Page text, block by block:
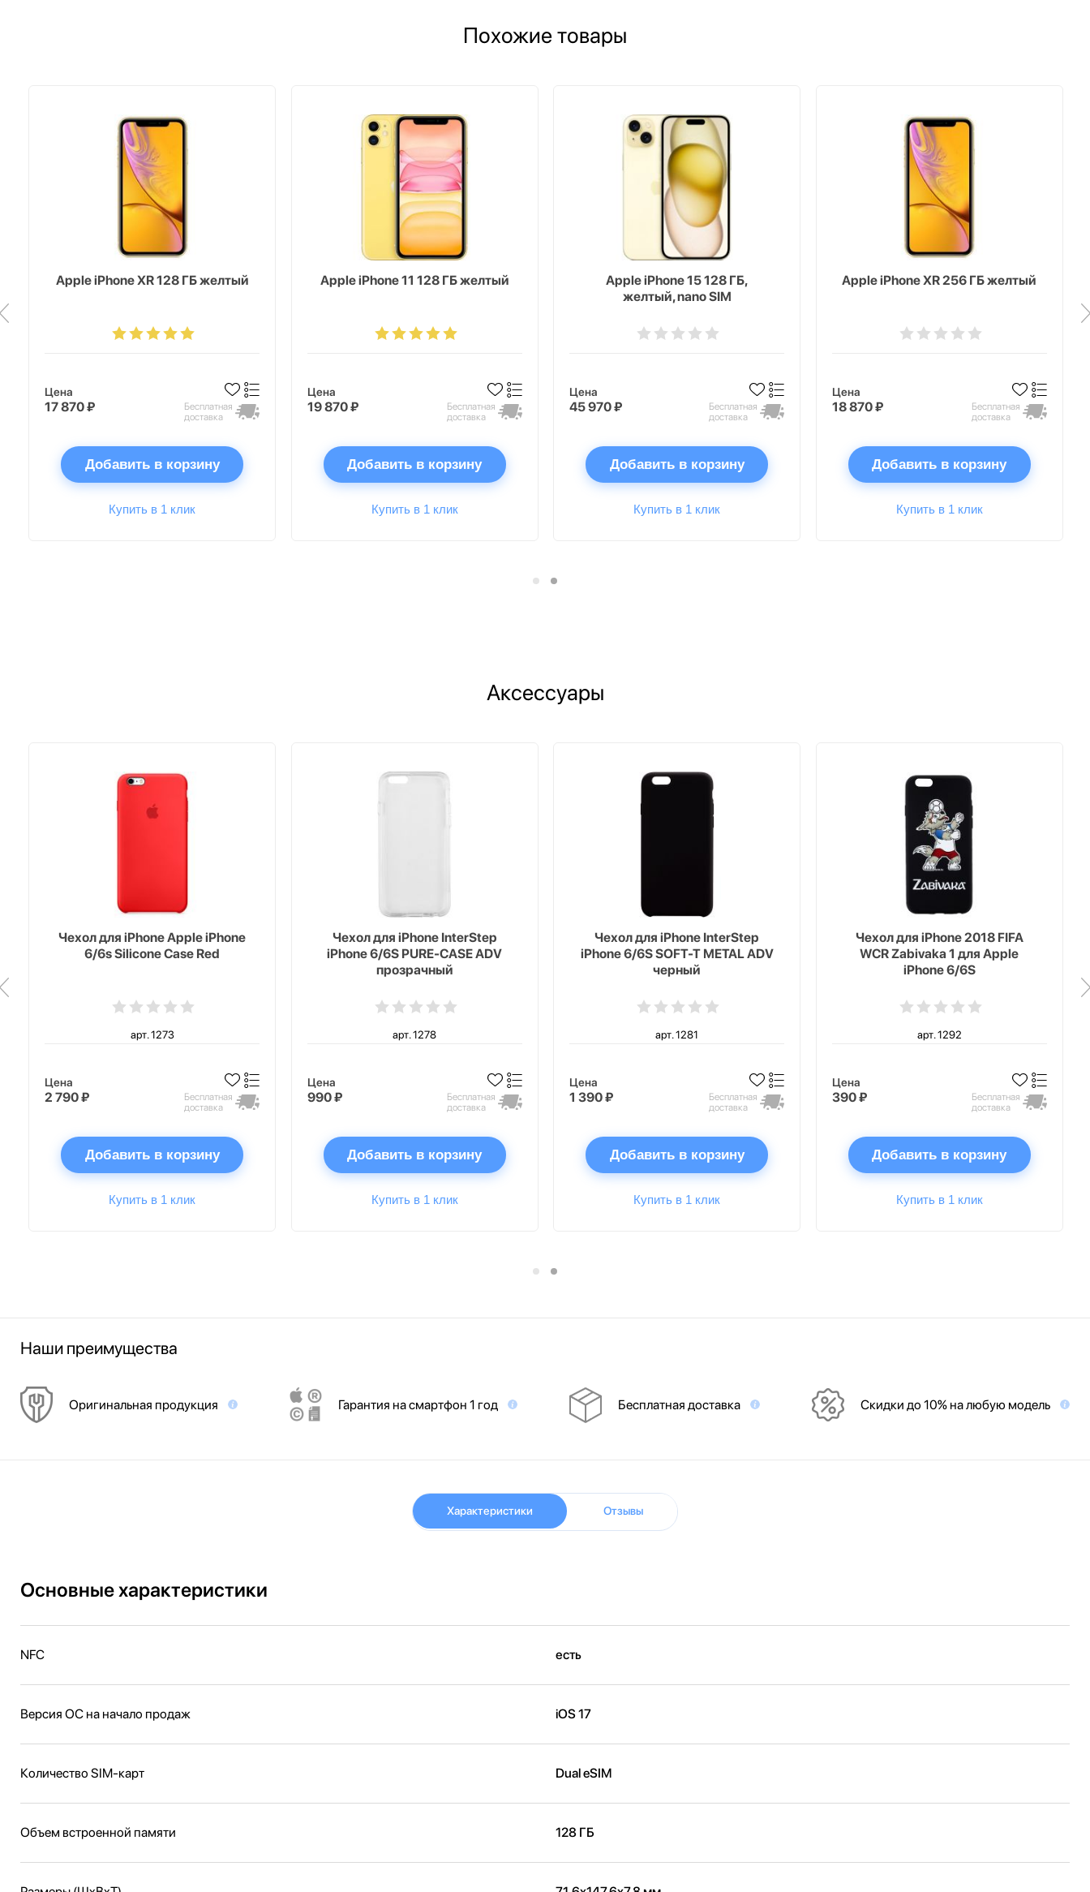
Похожие товары
Apple iPhone XR 128 ГБ желтый
Цена
17 870 ₽
Бесплатная
доставка
Добавить в корзину
Купить в 1 клик
Apple iPhone 11 128 ГБ желтый
Цена
19 870 ₽
Бесплатная
доставка
Добавить в корзину
Купить в 1 клик
Apple iPhone 15 128 ГБ,
желтый, nano SIM
Цена
45 970 ₽
Бесплатная
доставка
Добавить в корзину
Купить в 1 клик
Apple iPhone XR 256 ГБ желтый
Цена
18 870 ₽
Бесплатная
доставка
Добавить в корзину
Купить в 1 клик
Аксессуары
Чехол для iPhone Apple iPhone
6/6s Silicone Case Red
арт. 1273
Цена
2 790 ₽
Бесплатная
доставка
Добавить в корзину
Купить в 1 клик
Чехол для iPhone InterStep
iPhone 6/6S PURE-CASE ADV
прозрачный
арт. 1278
Цена
990 ₽
Бесплатная
доставка
Добавить в корзину
Купить в 1 клик
Чехол для iPhone InterStep
iPhone 6/6S SOFT-T METAL ADV
черный
арт. 1281
Цена
1 390 ₽
Бесплатная
доставка
Добавить в корзину
Купить в 1 клик
Чехол для iPhone 2018 FIFA
WCR Zabivaka 1 для Apple
iPhone 6/6S
арт. 1292
Цена
390 ₽
Бесплатная
доставка
Добавить в корзину
Купить в 1 клик
Наши преимущества
Оригинальная продукция Гарантия на смартфон 1 год Бесплатная доставка Скидки до 10% на любую модель
Характеристики Отзывы
Основные характеристики
NFC есть
Версия ОС на начало продаж iOS 17
Количество SIM-карт Dual eSIM
Объем встроенной памяти 128 ГБ